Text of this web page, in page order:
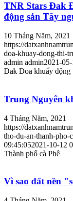
TNR Stars Đak
động sản Tây
10 Tháng Năm, 2021
https://
doa-khuay-dong-thi-
admin admin2021-
Đak Đoa khuấy động
Trung Nguyên
4 Tháng Năm, 2021
https://
tho-du-an-thanh-pho-
09:45:052021-10-12
Thành phố cà Phê
Vì sao đất nền